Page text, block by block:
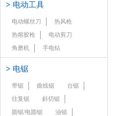
> 电动工具
电动螺丝刀
热风枪
热熔胶枪
电动剪刀
角磨机
手电钻
> 电锯
带锯 曲线锯
台锯
往复锯
斜切锯
圆锯/电圆锯
油锯